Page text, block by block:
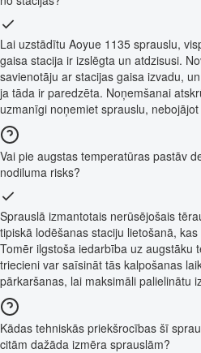
Lai uzstādītu Aoyue 1135 sprauslu,
gaisa stacija ir izslēgta un atdzisusi.
savienotāju ar stacijas gaisa izvadu,
ja tāda ir paredzēta. Noņemšanai
uzmanīgi noņemiet sprauslu, nebojājot
Vai pie augstas temperatūras pastāv
nodiluma risks?
Sprauslā izmantotais nerūsējošais
tipiskā lodēšanas staciju lietošanā,
Tomēr ilgstoša iedarbība uz augstāku
triecieni var saīsināt tās kalpošanas
pārkaršanas, lai maksimāli palielinātu
Kādas tehniskās priekšrocības šī
citām dažāda izmēra sprauslām?